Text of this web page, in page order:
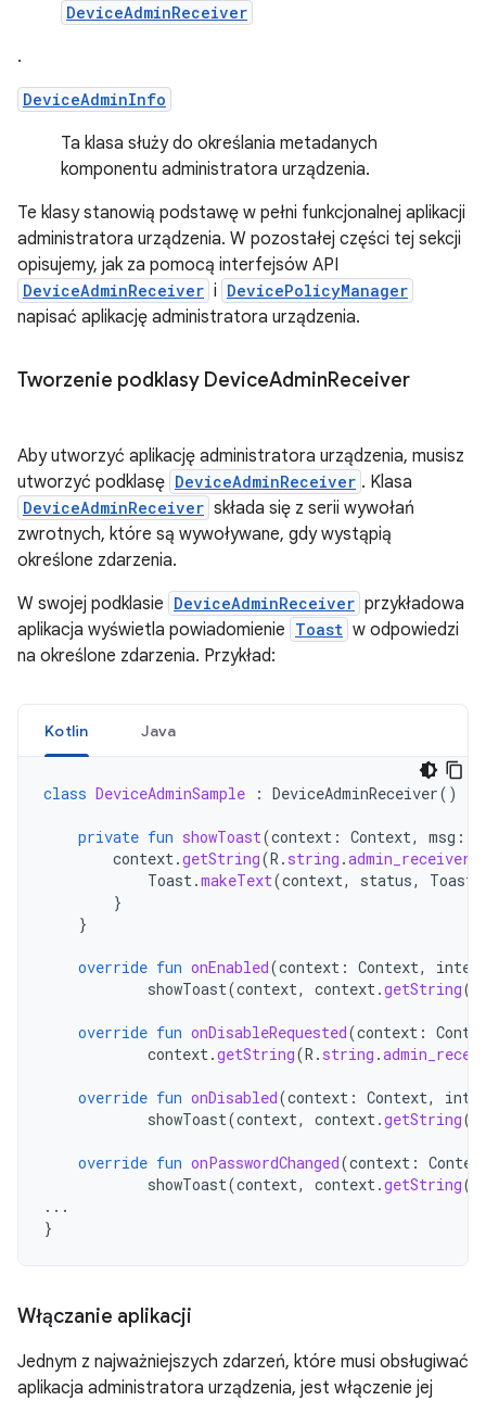
DeviceAdminReceiver
.
DeviceAdminInfo
Ta klasa służy do określania metadanych
komponentu administratora urządzenia.
Te klasy stanowią podstawę w pełni funkcjonalnej aplikacji
administratora urządzenia. W pozostałej części tej sekcji
opisujemy, jak za pomocą interfejsów API
DeviceAdminReceiver i DevicePolicyManager
napisać aplikację administratora urządzenia.
Tworzenie podklasy DeviceAdminReceiver
Aby utworzyć aplikację administratora urządzenia, musisz
utworzyć podklasę DeviceAdminReceiver . Klasa
DeviceAdminReceiver składa się z serii wywołań
zwrotnych, które są wywoływane, gdy wystąpią
określone zdarzenia.
W swojej podklasie DeviceAdminReceiver przykładowa
aplikacja wyświetla powiadomienie Toast w odpowiedzi
na określone zdarzenia. Przykład:
Kotlin Java
class DeviceAdminSample : DeviceAdminReceiver()
private fun showToast(context : Context, msg :
context.getString(R . string .
Toast.makeText(context, status, Toast
}
}
override fun onEnabled(context : Context,
showToast(context, context.getString(
override fun onDisableRequested(context :
context.getString(R . string .
override fun onDisabled(context : Context,
showToast(context, context.getString(
override fun onPasswordChanged(context :
showToast(context, context.getString(
...
}
Włączanie aplikacji
Jednym z najważniejszych zdarzeń, które musi obsługiwać
aplikacja administratora urządzenia, jest włączenie jej